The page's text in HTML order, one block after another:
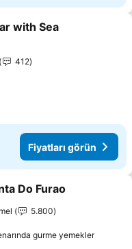
ekle
with Sea
412
Fiyatları görün
ekle
Do Furao
5.800
gurme yemekler